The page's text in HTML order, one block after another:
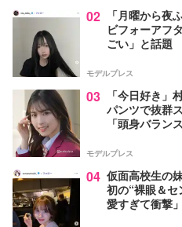
02
「月曜から夜
ビフォーアフ
ごい」と話題
モデルプレス
03
「今日好き」
パンツで抜群
「頭身バラン
モデルプレス
04 仮面高校生の
初の“裸眼＆
愛すぎて衝撃